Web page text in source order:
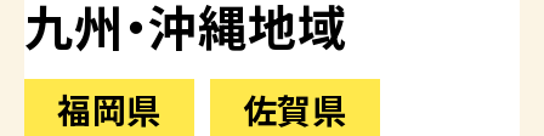
九州・沖縄地域
福岡県
佐賀県